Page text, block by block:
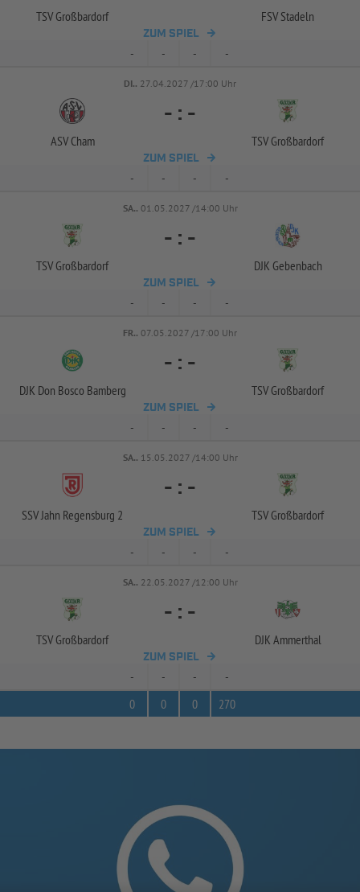
TSV Großbardorf FSV Stadeln
ZUM SPIEL
- - - -
DI.. 27.04.2027 /17:00 Uhr
ASV Cham
- : -
TSV Großbardorf
ZUM SPIEL
- - - -
SA.. 01.05.2027 /14:00 Uhr
TSV Großbardorf
- : -
DJK Gebenbach
ZUM SPIEL
- - - -
FR.. 07.05.2027 /17:00 Uhr
DJK Don Bosco Bamberg
- : -
TSV Großbardorf
ZUM SPIEL
- - - -
SA.. 15.05.2027 /14:00 Uhr
SSV Jahn Regensburg 2
- : -
TSV Großbardorf
ZUM SPIEL
- - - -
SA.. 22.05.2027 /12:00 Uhr
TSV Großbardorf
- : -
DJK Ammerthal
ZUM SPIEL
- - -
-
0
0 0 270